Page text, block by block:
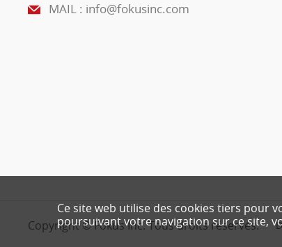
Ce site web utilise des cookies tiers pour
poursuivant votre navigation sur ce site,
MAIL : info@fokusinc.com
Copyright © Fokus Inc. Tous droits réservés.